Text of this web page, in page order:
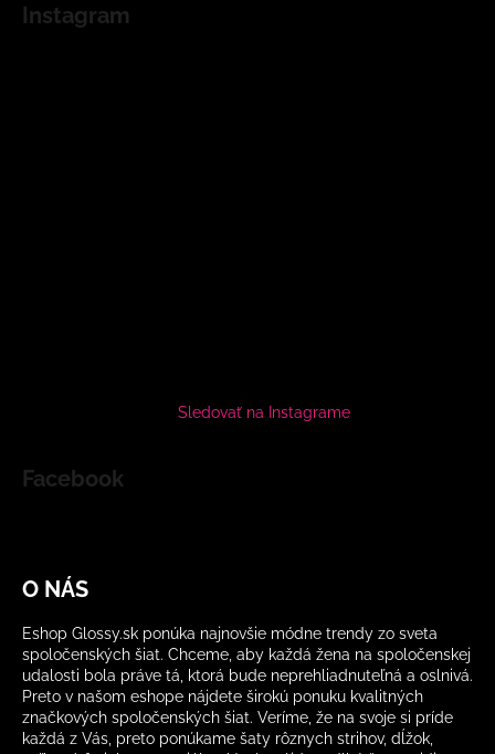
Instagram
Sledovať na Instagrame
Facebook
O NÁS
Eshop Glossy.sk ponúka najnovšie módne trendy zo sveta
spoločenských šiat. Chceme, aby každá žena na spoločenskej
udalosti bola práve tá, ktorá bude neprehliadnuteľná a oslnivá.
Preto v našom eshope nájdete širokú ponuku kvalitných
značkových spoločenských šiat. Veríme, že na svoje si príde
každá z Vás, preto ponúkame šaty rôznych strihov, dĺžok,